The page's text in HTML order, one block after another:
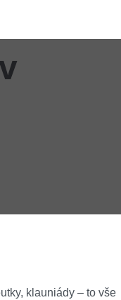
klauniády – to vše